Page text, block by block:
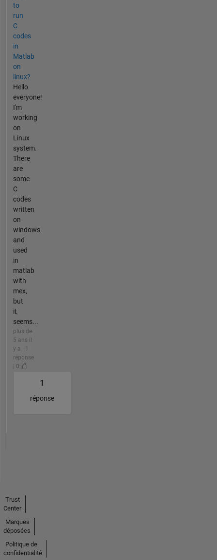
to
run
C
codes
in
Matlab
on
linux?
Hello
everyone!
I'm
working
on
Linux
system.
There
are
some
C
codes
written
on
windows
and
used
in
matlab
with
mex,
but
it
seems...
plus de
5 ans il
y a | 1
réponse
| 0
1
réponse
Trust
Center
Marques
déposées
Politique de
confidentialité